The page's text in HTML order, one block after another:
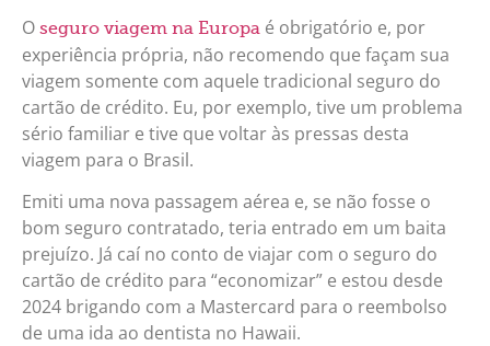
O seguro viagem na Europa é obrigatório e, por
experiência própria, não recomendo que façam sua
viagem somente com aquele tradicional seguro do
cartão de crédito. Eu, por exemplo, tive um problema
sério familiar e tive que voltar às pressas desta
viagem para o Brasil.
Emiti uma nova passagem aérea e, se não fosse o
bom seguro contratado, teria entrado em um baita
prejuízo. Já caí no conto de viajar com o seguro do
cartão de crédito para “economizar” e estou desde
2024 brigando com a Mastercard para o reembolso
de uma ida ao dentista no Hawaii.